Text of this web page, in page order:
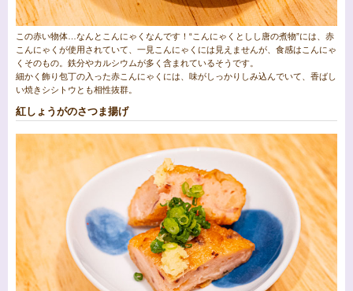
この赤い物体…なんとこんにゃくなんです！“こんにゃくとしし唐の煮物”には、赤
こんにゃくが使用されていて、一見こんにゃくには見えませんが、食感はこんにゃ
くそのもの。鉄分やカルシウムが多く含まれているそうです。
細かく飾り包丁の入った赤こんにゃくには、味がしっかりしみ込んでいて、香ばし
い焼きシシトウとも相性抜群。
紅しょうがのさつま揚げ